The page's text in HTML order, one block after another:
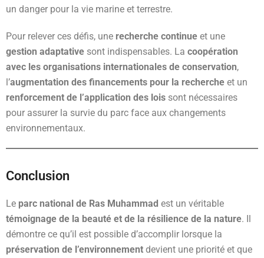
un danger pour la vie marine et terrestre.
Pour relever ces défis, une recherche continue et une
gestion adaptative sont indispensables. La coopération
avec les organisations internationales de conservation,
l’augmentation des financements pour la recherche et un
renforcement de l’application des lois sont nécessaires
pour assurer la survie du parc face aux changements
environnementaux.
Conclusion
Le parc national de Ras Muhammad est un véritable
témoignage de la beauté et de la résilience de la nature. Il
démontre ce qu’il est possible d’accomplir lorsque la
préservation de l’environnement devient une priorité et que